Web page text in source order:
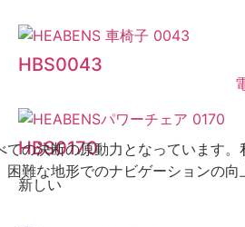
HBS0043
HBS0170
新しい
の決断の原動力となっています
難な地形でのナビゲーションの